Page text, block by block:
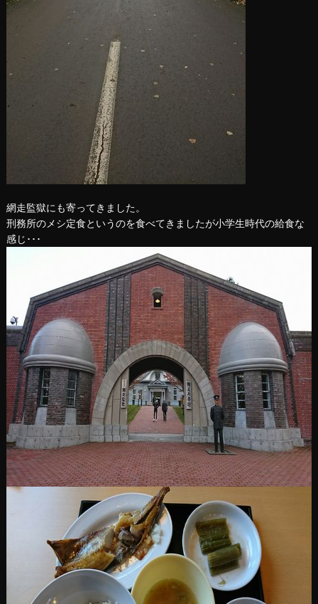
網走監獄にも寄ってきました。
刑務所のメシ定食というのを食べてきましたが小学生時代の給食な
感じ･･･